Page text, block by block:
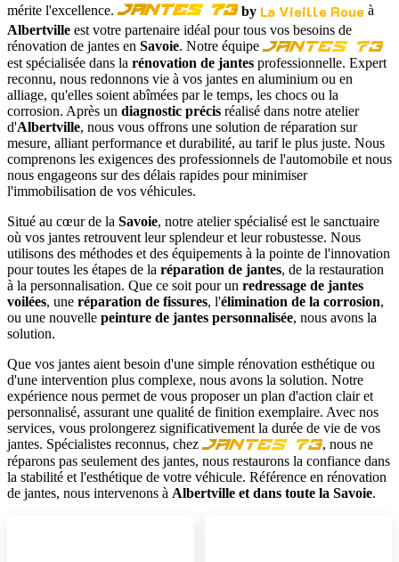
mérite l'excellence. Jantes 73 by La Vieille Roue à
Albertville est votre partenaire idéal pour tous vos besoins de
rénovation de jantes en Savoie. Notre équipe Jantes 73
est spécialisée dans la rénovation de jantes professionnelle. Expert
reconnu, nous redonnons vie à vos jantes en aluminium ou en
alliage, qu'elles soient abîmées par le temps, les chocs ou la
corrosion. Après un diagnostic précis réalisé dans notre atelier
d'Albertville, nous vous offrons une solution de réparation sur
mesure, alliant performance et durabilité, au tarif le plus juste. Nous
comprenons les exigences des professionnels de l'automobile et nous
nous engageons sur des délais rapides pour minimiser
l'immobilisation de vos véhicules.
Situé au cœur de la Savoie, notre atelier spécialisé est le sanctuaire
où vos jantes retrouvent leur splendeur et leur robustesse. Nous
utilisons des méthodes et des équipements à la pointe de l'innovation
pour toutes les étapes de la réparation de jantes, de la restauration
à la personnalisation. Que ce soit pour un redressage de jantes
voilées, une réparation de fissures, l'élimination de la corrosion,
ou une nouvelle peinture de jantes personnalisée, nous avons la
solution.
Que vos jantes aient besoin d'une simple rénovation esthétique ou
d'une intervention plus complexe, nous avons la solution. Notre
expérience nous permet de vous proposer un plan d'action clair et
personnalisé, assurant une qualité de finition exemplaire. Avec nos
services, vous prolongerez significativement la durée de vie de vos
jantes. Spécialistes reconnus, chez Jantes 73, nous ne
réparons pas seulement des jantes, nous restaurons la confiance dans
la stabilité et l'esthétique de votre véhicule. Référence en rénovation
de jantes, nous intervenons à Albertville et dans toute la Savoie.